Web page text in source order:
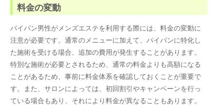
料金の変動
パイパン男性がメンズエステを利用する際には、料金の変動に
注意が必要です。通常のメニューに加えて、パイパンに特化し
た施術を受ける場合、追加の費用が発生することがあります。
特別な施術が必要とされるため、通常の料金よりも高額になる
ことがあるため、事前に料金体系を確認しておくことが重要で
す。また、サロンによっては、初回割引やキャンペーンを行っ
ている場合もあり、それにより料金が異なることもあります。